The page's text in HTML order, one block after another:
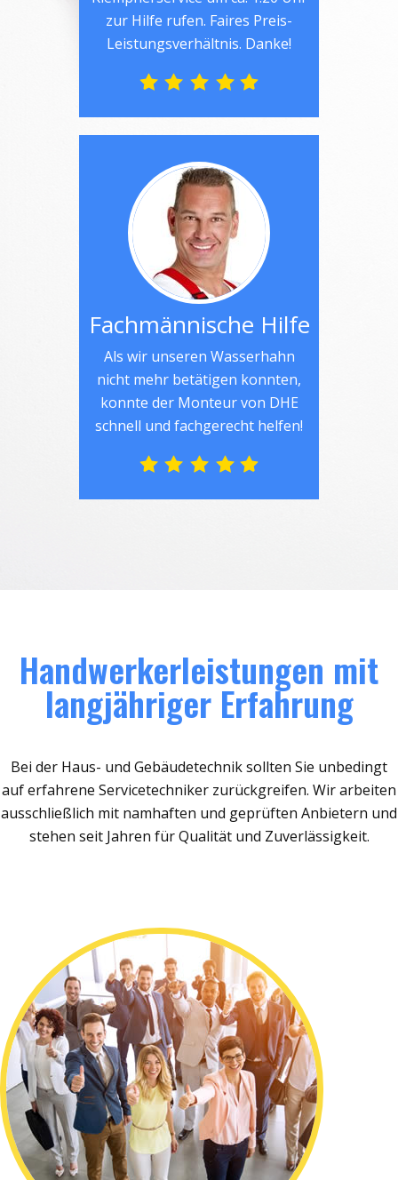
zur Hilfe rufen. Faires Preis-
Leistungsverhältnis. Danke!
Fachmännische Hilfe
Als wir unseren Wasserhahn
nicht mehr betätigen konnten,
konnte der Monteur von DHE
schnell und fachgerecht helfen!
Handwerkerleistungen mit
langjähriger Erfahrung
Bei der Haus- und Gebäudetechnik sollten Sie unbedingt
auf erfahrene Servicetechniker zurückgreifen. Wir arbeiten
ausschließlich mit namhaften und geprüften Anbietern und
stehen seit Jahren für Qualität und Zuverlässigkeit.